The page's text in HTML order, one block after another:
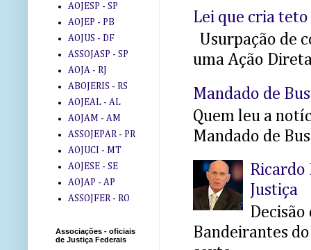
Lei que cria
Usurpação de
uma Ação
Mandado de
Quem leu a
Mandado de
Ricardo
Justiça
Decisão
Bandeirantes
AOJESP - SP
AOJEP - PB
AOJUS - DF
ASSOJASP - SP
AOJA - RJ
ABOJERIS - RS
AOJEAL - AL
AOJAM - AM
ASSOJEPAR - PR
AOJUCI - MT
AOJESE - SE
AOJAP - AP
ASSOJFER - RO
Associações - oficiais
de Justiça Federais